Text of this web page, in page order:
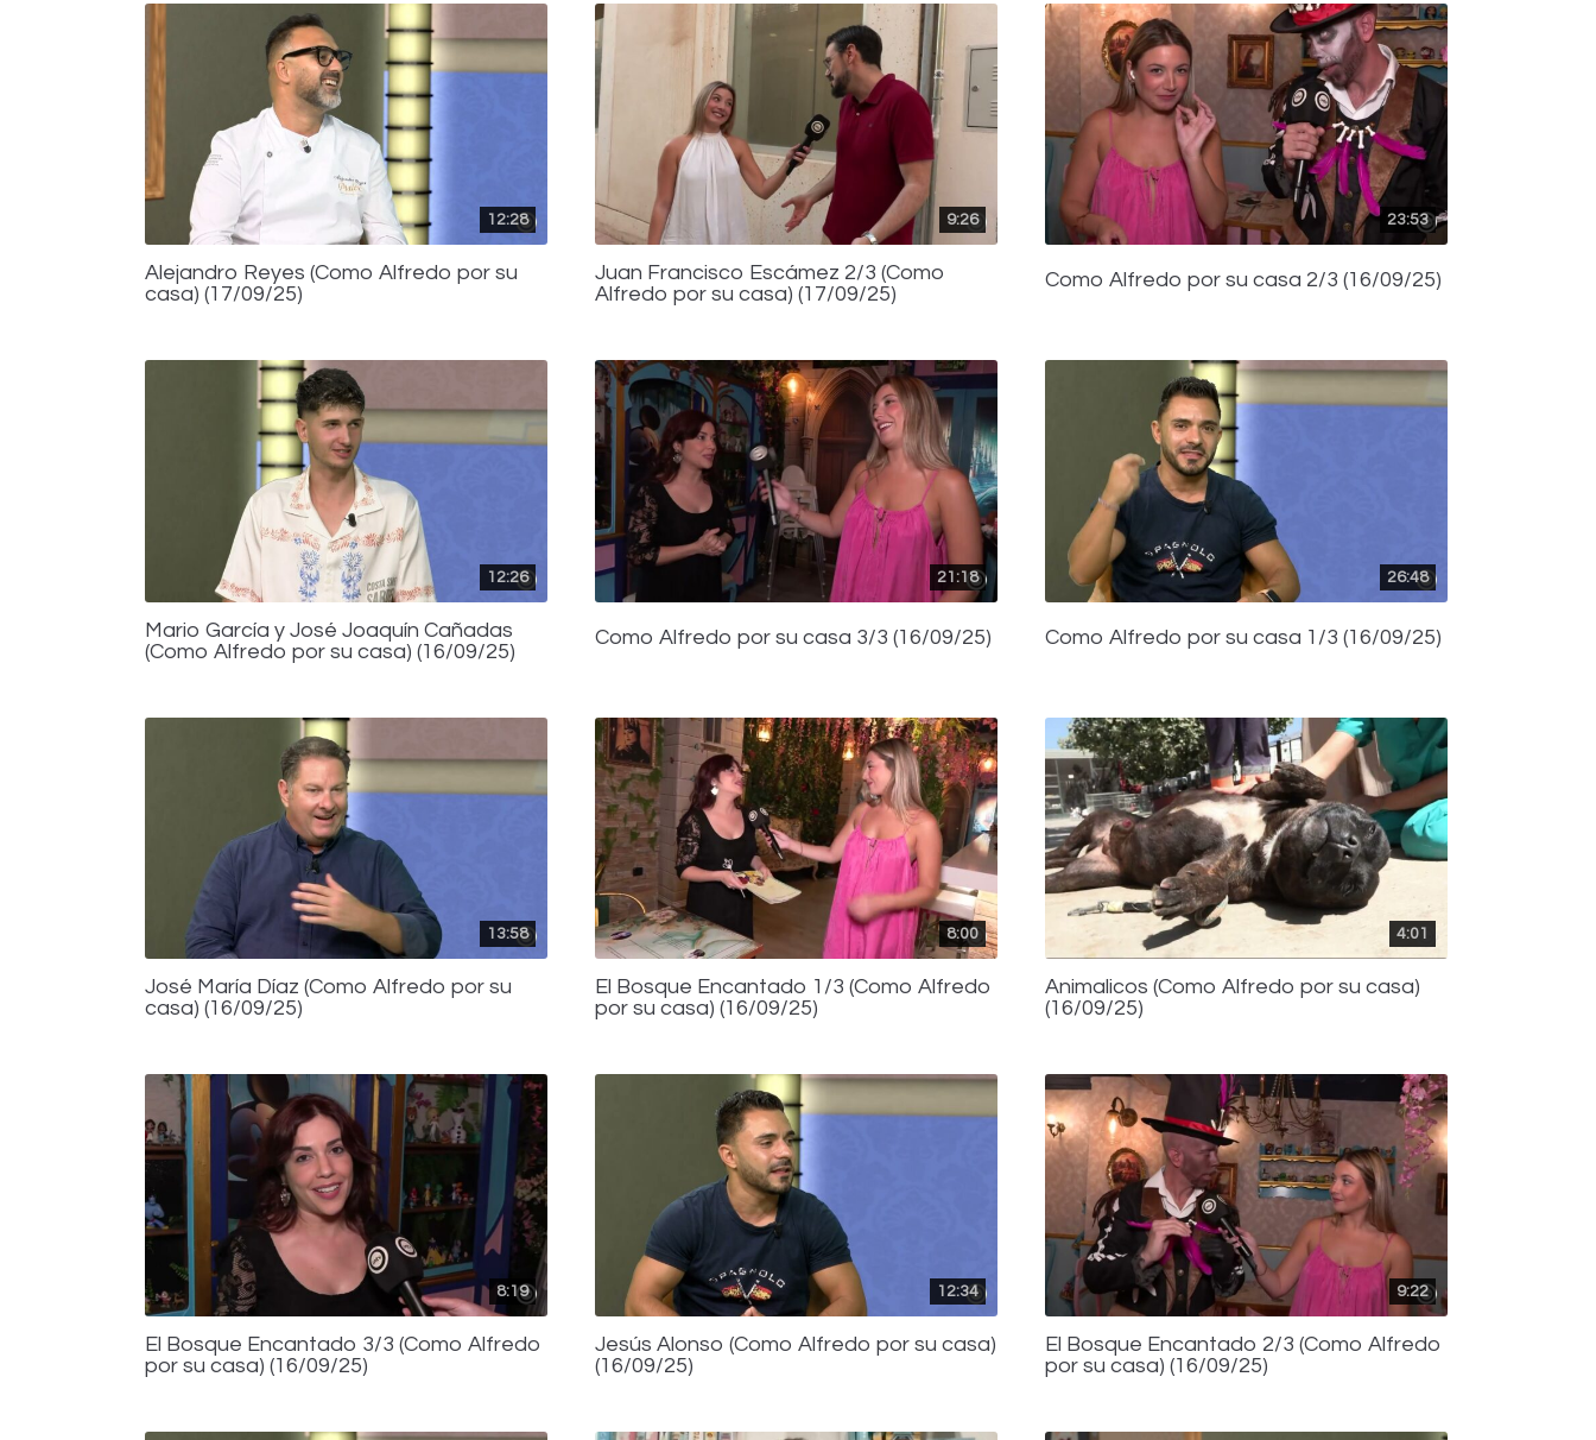
12:28
Alejandro Reyes (Como Alfredo por su
casa) (17/09/25)
9:26
Juan Francisco Escámez 2/3 (Como
Alfredo por su casa) (17/09/25)
23:53
Como Alfredo por su casa 2/3 (16/09/25)
12:26
Mario García y José Joaquín Cañadas
(Como Alfredo por su casa) (16/09/25)
21:18
Como Alfredo por su casa 3/3 (16/09/25)
26:48
Como Alfredo por su casa 1/3 (16/09/25)
13:58
José María Díaz (Como Alfredo por su
casa) (16/09/25)
8:00
El Bosque Encantado 1/3 (Como Alfredo
por su casa) (16/09/25)
4:01
Animalicos (Como Alfredo por su casa)
(16/09/25)
8:19
El Bosque Encantado 3/3 (Como Alfredo
por su casa) (16/09/25)
12:34
Jesús Alonso (Como Alfredo por su casa)
(16/09/25)
9:22
El Bosque Encantado 2/3 (Como Alfredo
por su casa) (16/09/25)